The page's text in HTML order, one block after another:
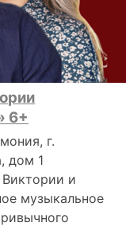
6+
г.
дом 1
и
музыкальное